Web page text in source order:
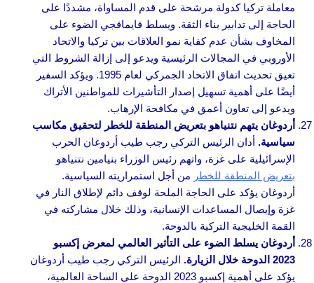
معاملة تركيا كدولة مرشحة على قدم المساواة، مشددًا على
الحاجة إلى تدابير بناء الثقة. ويسلط قايماقجي الضوء على
المخاوف بشأن عدم كفاية نمو العلاقات بين تركيا والاتحاد
الأوروبي في المجالات الرئيسية ويدعو إلى إزالة الشروط التي
تعيق تحديث اتفاق الاتحاد الجمركي لعام 1995. ويؤكد السفير
أيضًا على أهمية تسهيل إصدار التأشيرات للمواطنين الأتراك
ويدعو إلى تعاون أعمق في مكافحة الإرهاب.
أردوغان يتهم نتنياهو بتعريض المنطقة للخطر لتحقيق مكاسب
سياسية. أدان الرئيس التركي رجب طيب أردوغان الحرب
الإسرائيلية على غزة، واتهم رئيس الوزراء بنيامين نتنياهو
بتعريض المنطقة للخطر من أجل استمراريته السياسية.
أردوغان يؤكد على الحاجة الملحة لوقف دائم لإطلاق النار في
غزة وإيصال المساعدات الإنسانية، وذلك خلال مشاركته في
القمة الخليجية التركية بالدوحة.
أردوغان يسلط الضوء على التأثير العالمي لمعرض إكسبو
2023 الدوحة خلال الزيارة.
الرئيس التركي رجب طيب أردوغان
يؤكد على أهمية إكسبو 2023 الدوحة على الساحة العالمية،